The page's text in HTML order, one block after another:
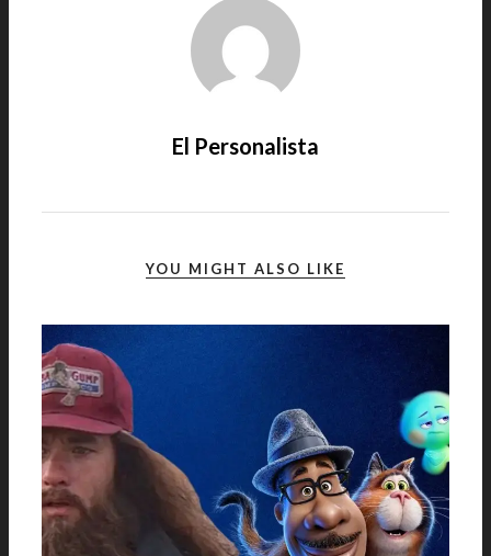
El Personalista
YOU MIGHT ALSO LIKE